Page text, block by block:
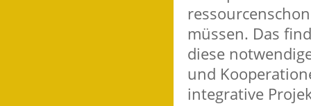
müssen. Das
diese
und
integrative